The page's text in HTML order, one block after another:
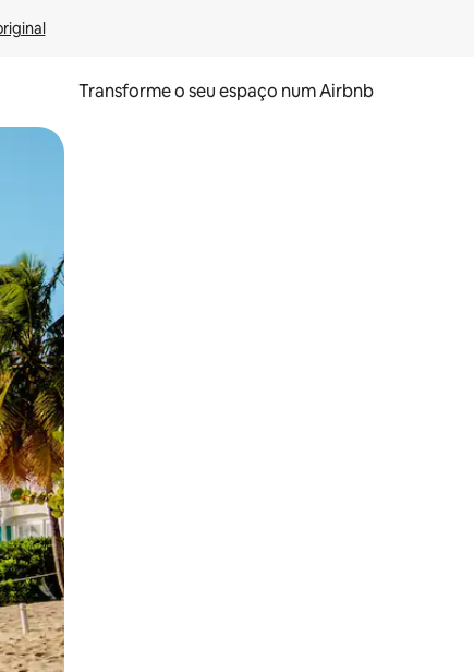
Transforme o seu espaço num Airbnb
de toque ou deslize.